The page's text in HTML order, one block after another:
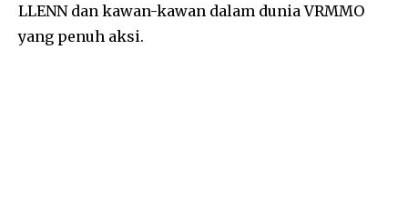
LLENN dan kawan-kawan dalam dunia VRMMO
yang penuh aksi.